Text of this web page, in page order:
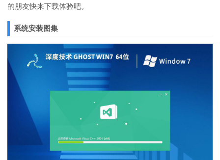
的朋友快来下载体验吧。
系统安装图集